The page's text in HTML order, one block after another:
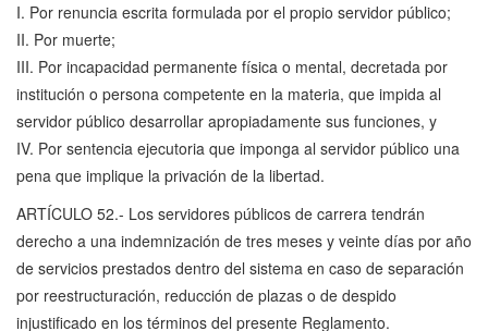
I. Por renuncia escrita formulada por el propio servidor público;
II. Por muerte;
III. Por incapacidad permanente física o mental, decretada por
institución o persona competente en la materia, que impida al
servidor público desarrollar apropiadamente sus funciones, y
IV. Por sentencia ejecutoria que imponga al servidor público una
pena que implique la privación de la libertad.
ARTÍCULO 52.- Los servidores públicos de carrera tendrán
derecho a una indemnización de tres meses y veinte días por año
de servicios prestados dentro del sistema en caso de separación
por reestructuración, reducción de plazas o de despido
injustificado en los términos del presente Reglamento.